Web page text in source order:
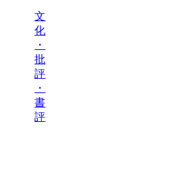
文
化
・
批
評
・
書
評